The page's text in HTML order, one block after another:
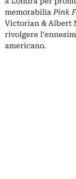
memorabiliaPink
Victorian & Albert
rivolgere
americano.